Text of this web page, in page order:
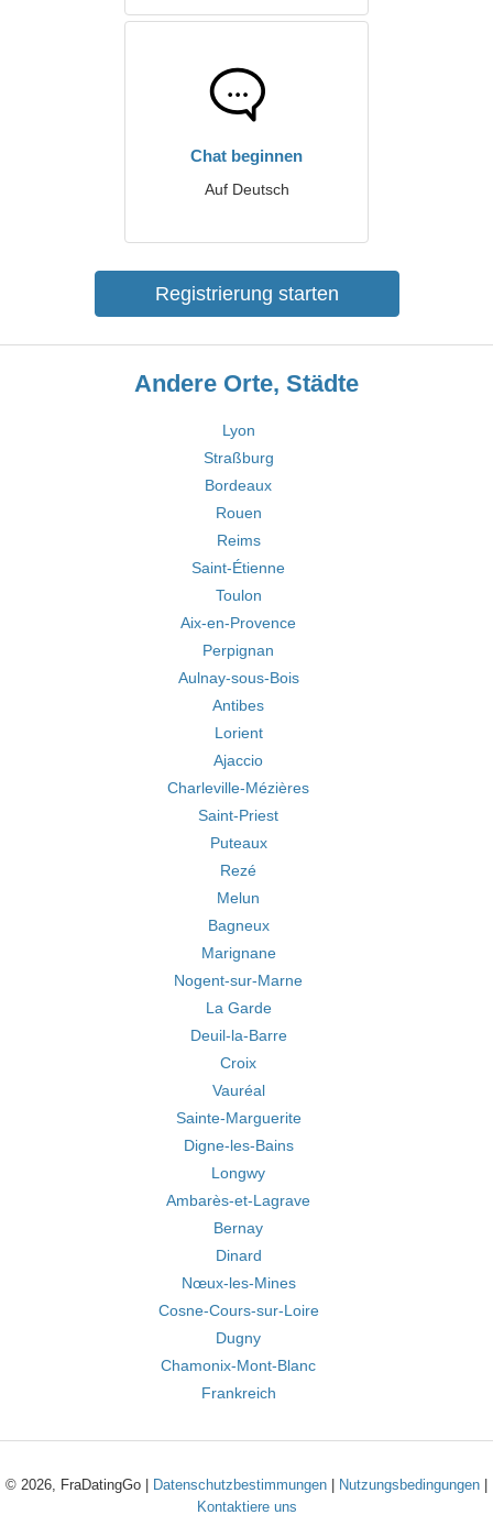
Chat beginnen
Auf Deutsch
Registrierung starten
Andere Orte, Städte
Lyon
Straßburg
Bordeaux
Rouen
Reims
Saint-Étienne
Toulon
Aix-en-Provence
Perpignan
Aulnay-sous-Bois
Antibes
Lorient
Ajaccio
Charleville-Mézières
Saint-Priest
Puteaux
Rezé
Melun
Bagneux
Marignane
Nogent-sur-Marne
La Garde
Deuil-la-Barre
Croix
Vauréal
Sainte-Marguerite
Digne-les-Bains
Longwy
Ambarès-et-Lagrave
Bernay
Dinard
Nœux-les-Mines
Cosne-Cours-sur-Loire
Dugny
Chamonix-Mont-Blanc
Frankreich
© 2026, FraDatingGo | Datenschutzbestimmungen Nutzungsbedingungen
Kontaktiere uns